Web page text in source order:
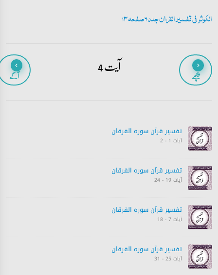
الکوثر فی تفسیر القران جلد 6 صفحہ 13
پیچھے آیت 4 آگے
تفسیر قرآن سورہ ‎الفرقان
آیات 1 - 2
تفسیر قرآن سورہ ‎الفرقان
آیات 19 - 24
تفسیر قرآن سورہ ‎الفرقان
آیات 7 - 18
تفسیر قرآن سورہ ‎الفرقان
آیات 25 - 31